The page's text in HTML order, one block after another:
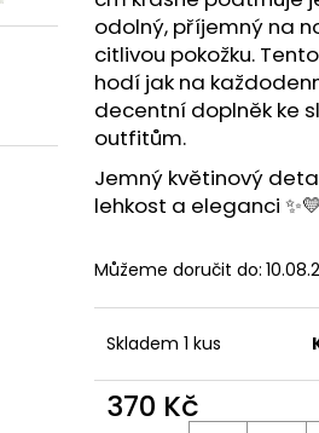
odolný, příjemný na
citlivou pokožku.
hodí jak na
decentní doplněk ke
outfitům.
Jemný květinový
lehkost a eleganci ✨💛
Můžeme doručit do:
Skladem 1 kus
370 Kč
KOLEKCE BLOOM